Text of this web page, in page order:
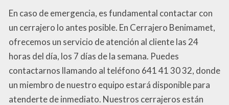
En caso de emergencia, es fundamental contactar con
un cerrajero lo antes posible. En Cerrajero Benimamet,
ofrecemos un servicio de atención al cliente las 24
horas del día, los 7 días de la semana. Puedes
contactarnos llamando al teléfono 641 41 30 32, donde
un miembro de nuestro equipo estará disponible para
atenderte de inmediato. Nuestros cerrajeros están